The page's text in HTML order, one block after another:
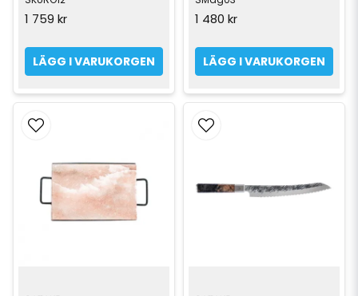
1 759 kr
LÄGG I VARUKORGEN
1 480 kr
LÄGG I VARUKORGEN